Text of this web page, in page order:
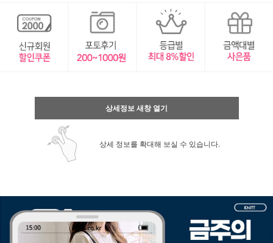
상세정보 새창 열기
상세 정보를 확대해 보실 수 있습니다.